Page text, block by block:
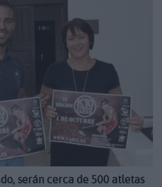
serán cerca de 500 atletas